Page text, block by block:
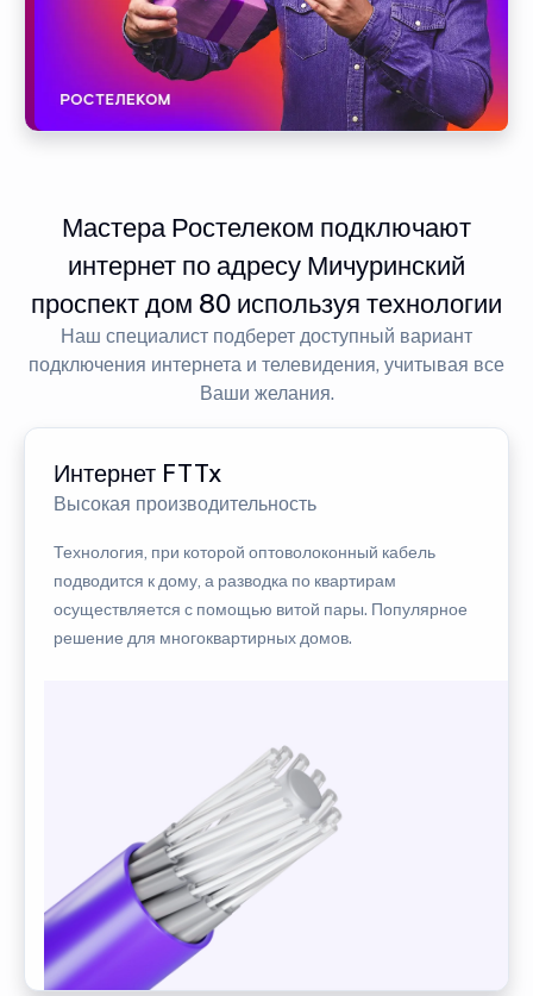
Мастера Ростелеком подключают
интернет по адресу Мичуринский
проспект дом 80 используя технологии
Наш специалист подберет доступный вариант
подключения интернета и телевидения, учитывая все
Ваши желания.
Интернет FTTx
Высокая производительность
Технология, при которой оптоволоконный кабель
подводится к дому, а разводка по квартирам
осуществляется с помощью витой пары. Популярное
решение для многоквартирных домов.